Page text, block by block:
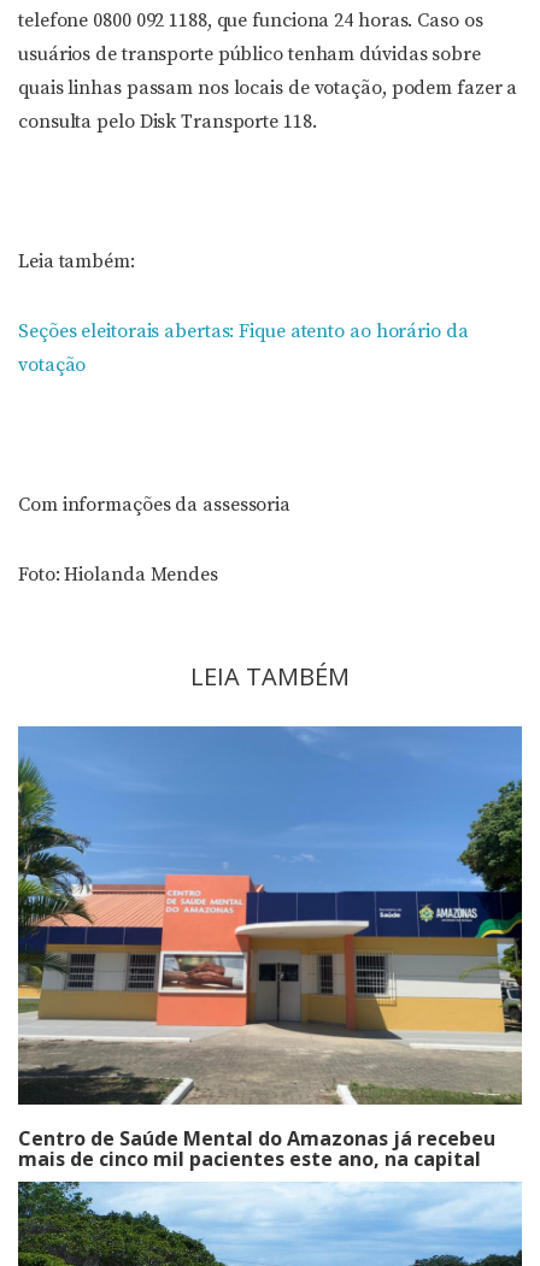
telefone 0800 092 1188, que funciona 24 horas. Caso os
usuários de transporte público tenham dúvidas sobre
quais linhas passam nos locais de votação, podem fazer a
consulta pelo Disk Transporte 118.
Leia também:
Seções eleitorais abertas: Fique atento ao horário da
votação
Com informações da assessoria
Foto: Hiolanda Mendes
LEIA TAMBÉM
Centro de Saúde Mental do Amazonas já recebeu
mais de cinco mil pacientes este ano, na capital